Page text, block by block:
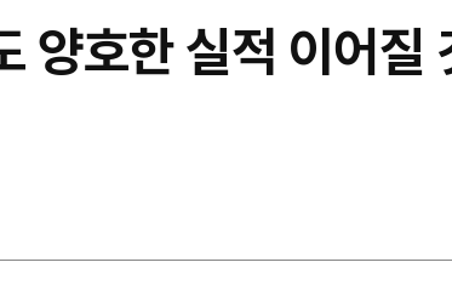
양호한 실적 이어질